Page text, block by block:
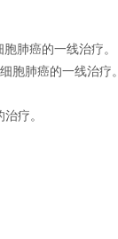
肺癌的一线治疗。
胞肺癌的一线治疗。
疗。